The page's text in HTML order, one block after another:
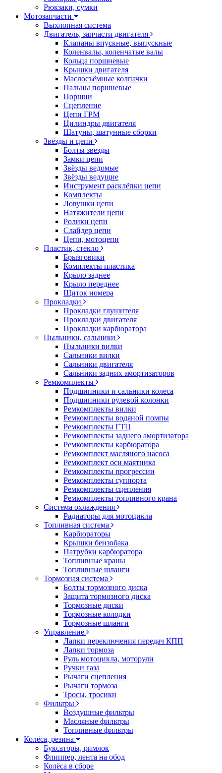
Рюкзаки, сумки
Мотозапчасти
Выхлопная система
Двигатель, запчасти двигателя
Клапаны впускные, выпускные
Коленвалы, коленчатые валы
Кольца поршневые
Крышки двигателя
Маслосъёмные колпачки
Пальцы поршневые
Поршни
Сцепление
Цепи ГРМ
Цилиндры двигателя
Шатуны, шатунные сборки
Звёзды и цепи
Болты звезды
Замки цепи
Звёзды ведомые
Звёзды ведущие
Инструмент расклёпки цепи
Комплекты
Ловушки цепи
Натяжители цепи
Ролики цепи
Слайдер цепи
Цепи, мотоцепи
Пластик, стекло
Брызговики
Комплекты пластика
Крыло заднее
Крыло переднее
Щиток номера
Прокладки
Прокладки глушителя
Прокладки двигателя
Прокладки карбюратора
Пыльники, сальники
Пыльники вилки
Сальники вилки
Сальники двигателя
Сальники задних амортизаторов
Ремкомплекты
Подшипники и сальники колеса
Подшипники рулевой колонки
Ремкомплекты вилки
Ремкомплекты водяной помпы
Ремкомплекты ГТЦ
Ремкомплекты заднего амортизатора
Ремкомплекты карбюратора
Ремкомплект масляного насоса
Ремкомплект оси маятника
Ремкомплекты прогрессии
Ремкомплекты суппорта
Ремкомплекты сцепления
Ремкомплекты топливного крана
Система охлаждения
Радиаторы для мотоцикла
Топливная система
Карбюраторы
Крышки бензобака
Патрубки карбюратора
Топливные краны
Топливные шланги
Тормозная система
Болты тормозного диска
Защита тормозного диска
Тормозные диски
Тормозные колодки
Тормозные шланги
Управление
Лапки переключения передач КПП
Лапки тормоза
Руль мотоцикла, моторули
Ручки газа
Рычаги сцепления
Рычаги тормоза
Тросы, тросики
Фильтры
Воздушные фильтры
Масляные фильтры
Топливные фильтры
Колёса, резина
Буксаторы, римлок
Флиппер, лента на обод
Колёса в сборе